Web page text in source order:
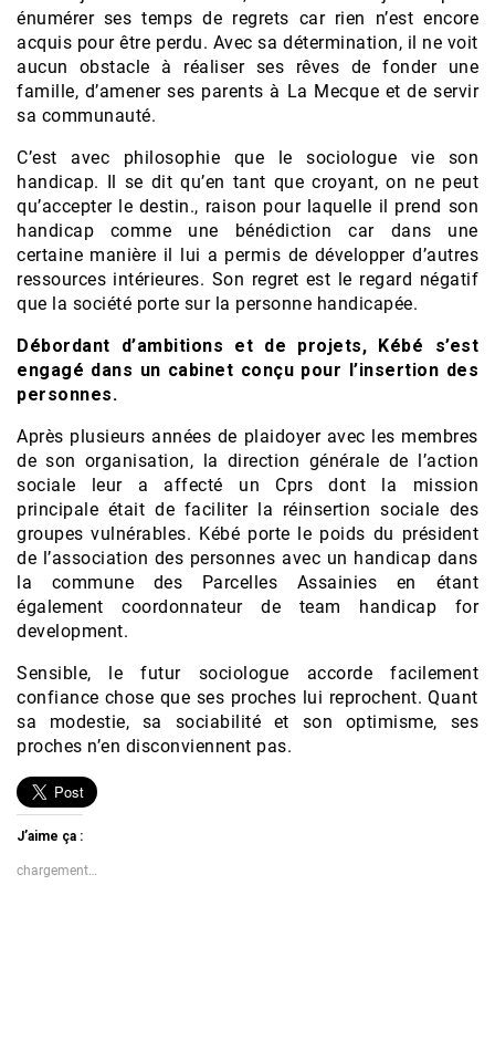
énumérer ses temps de regrets car rien n’est encore
acquis pour être perdu. Avec sa détermination, il ne voit
aucun obstacle à réaliser ses rêves de fonder une
famille, d’amener ses parents à La Mecque et de servir
sa communauté.
C’est avec philosophie que le sociologue vie son
handicap. Il se dit qu’en tant que croyant, on ne peut
qu’accepter le destin., raison pour laquelle il prend son
handicap comme une bénédiction car dans une
certaine manière il lui a permis de développer d’autres
ressources intérieures. Son regret est le regard négatif
que la société porte sur la personne handicapée.
Débordant d’ambitions et de projets, Kébé s’est
engagé dans un cabinet conçu pour l’insertion des
personnes.
Après plusieurs années de plaidoyer avec les membres
de son organisation, la direction générale de l’action
sociale leur a affecté un Cprs dont la mission
principale était de faciliter la réinsertion sociale des
groupes vulnérables. Kébé porte le poids du président
de l’association des personnes avec un handicap dans
la commune des Parcelles Assainies en étant
également coordonnateur de team handicap for
development.
Sensible, le futur sociologue accorde facilement
confiance chose que ses proches lui reprochent. Quant
sa modestie, sa sociabilité et son optimisme, ses
proches n’en disconviennent pas.
J’aime ça :
chargement…